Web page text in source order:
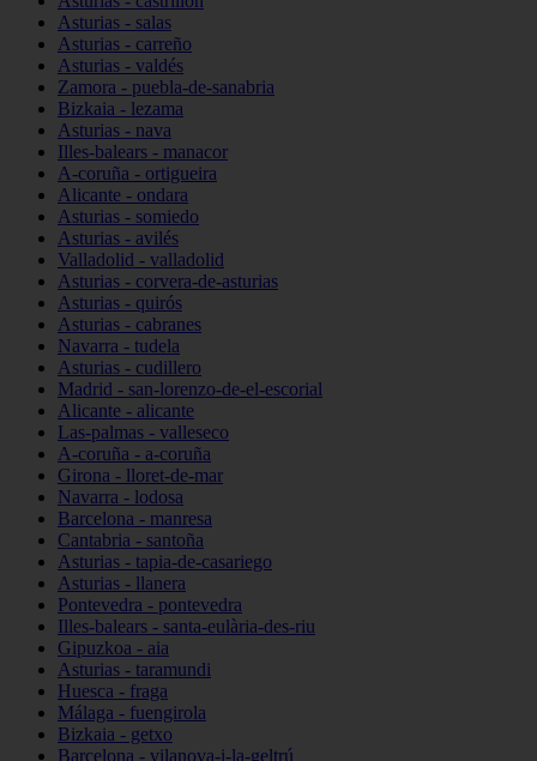
Asturias - salas
Asturias - carreño
Asturias - valdés
Zamora - puebla-de-sanabria
Bizkaia - lezama
Asturias - nava
Illes-balears - manacor
A-coruña - ortigueira
Alicante - ondara
Asturias - somiedo
Asturias - avilés
Valladolid - valladolid
Asturias - corvera-de-asturias
Asturias - quirós
Asturias - cabranes
Navarra - tudela
Asturias - cudillero
Madrid - san-lorenzo-de-el-escorial
Alicante - alicante
Las-palmas - valleseco
A-coruña - a-coruña
Girona - lloret-de-mar
Navarra - lodosa
Barcelona - manresa
Cantabria - santoña
Asturias - tapia-de-casariego
Asturias - llanera
Pontevedra - pontevedra
Illes-balears - santa-eulària-des-riu
Gipuzkoa - aia
Asturias - taramundi
Huesca - fraga
Málaga - fuengirola
Bizkaia - getxo
Barcelona - vilanova-i-la-geltrú